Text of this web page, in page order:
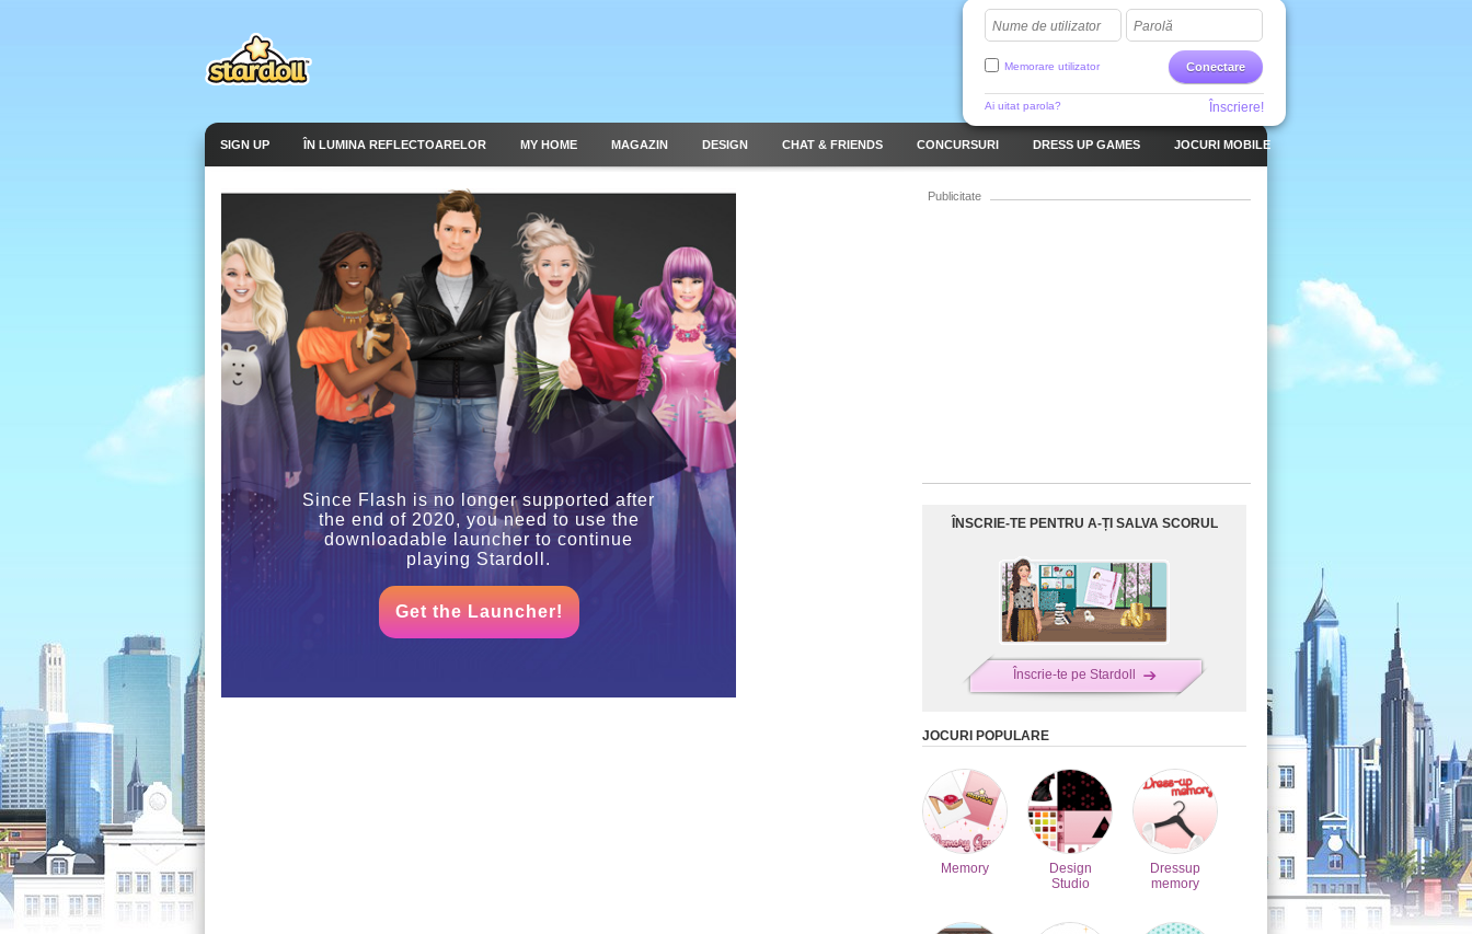
Nume de utilizator Parolă
Conectare
Memorare utilizator
Ai uitat parola? Înscriere!
SIGN UP ÎN LUMINA REFLECTOARELOR MY HOME MAGAZIN DESIGN CHAT & FRIENDS CONCURSURI DRESS UP GAMES JOCURI MOBILE
Since Flash is no longer supported after
the end of 2020, you need to use the
downloadable launcher to continue
playing Stardoll.
Get the Launcher!
Publicitate
ÎNSCRIE-TE PENTRU A-ȚI SALVA SCORUL
Înscrie-te pe Stardoll
JOCURI POPULARE
Memory
Design
Studio
Dressup
memory